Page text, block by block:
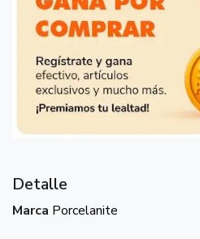
Detalle
Marca Porcelanite